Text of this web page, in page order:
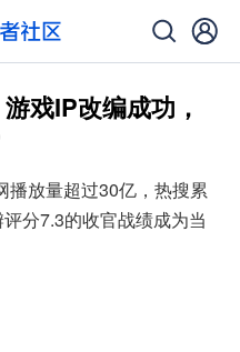
戏IP改编成功，
播放量超过30亿，热搜累
分7.3的收官战绩成为当